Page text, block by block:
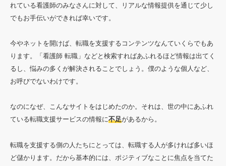
れている看護師のみなさんに対して、リアルな情報提供を通じて少し
でもお手伝いができれば幸いです。
今やネットを開けば、転職を支援するコンテンツなんていくらでもあ
ります。「看護師 転職」などと検索すればあふれるほど情報は出てく
るし、悩みの多くが解決されることでしょう。僕のような個人など、
お呼びでないわけです。
なのになぜ、こんなサイトをはじめたのか。それは、世の中にあふれ
ている転職支援サービスの情報に不足があるから。
転職を支援する側の人たちにとっては、転職する人が多ければ多いほ
ど儲かります。だから基本的には、ポジティブなことに焦点を当てた